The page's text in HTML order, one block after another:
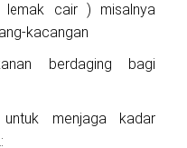
cair ) misalnya
kacangan
berdaging bagi
menjaga kadar